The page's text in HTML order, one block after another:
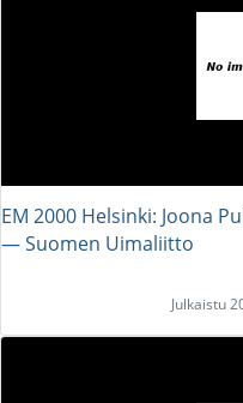
EM 2000 Helsinki: Joona
― Suomen Uimaliitto
Julkaistu